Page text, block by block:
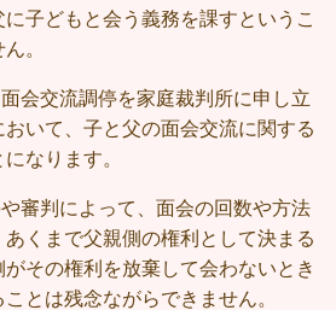
子どもと会う義務を課すというこ
。
会交流調停を家庭裁判所に申し立
いて、子と父の面会交流に関する
なります。
審判によって、面会の回数や方法
くまで父親側の権利として決まる
その権利を放棄して会わないとき
とは残念ながらできません。